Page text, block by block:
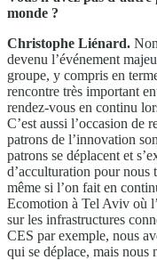
monde ?
Christophe Liénard.
devenu l’événement
groupe, y compris en
rencontre très important
rendez-vous en continu
C’est aussi l’occasion de
patrons de l’innovation
patrons se déplacent et
d’acculturation pour nous
même si l’on fait en
Ecomotion à Tel Aviv où
sur les infrastructures
CES par exemple, nous
qui se déplace, mais nous